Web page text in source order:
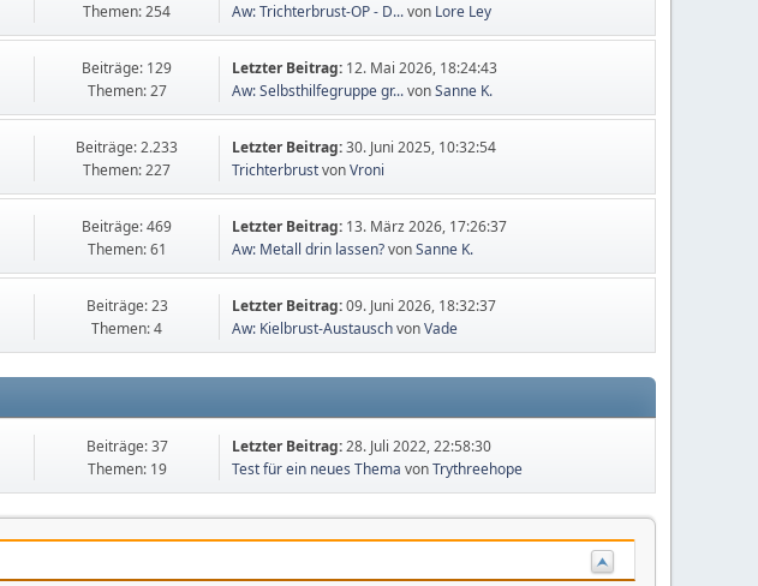
Themen: 254
Aw: Trichterbrust-OP - D...von Lore Ley
Beiträge: 129
Themen: 27
Letzter Beitrag: 12. Mai 2026, 18:24:43
Aw: Selbsthilfegruppe gr...vonSanne K.
Beiträge: 2.233
Themen: 227
Letzter Beitrag:30. Juni 2025, 10:32:54
TrichterbrustvonVroni
Beiträge: 469
Themen: 61
Letzter Beitrag: 13. März 2026, 17:26:37
Aw: Metall drin lassen?vonSanne K.
Beiträge: 23
Themen: 4
Letzter Beitrag:09. Juni 2026, 18:32:37
Aw: Kielbrust-AustauschvonVade
Beiträge: 37
Themen: 19
Letzter Beitrag:28. Juli 2022, 22:58:30
Test für ein neues Thema vonTrythreehope